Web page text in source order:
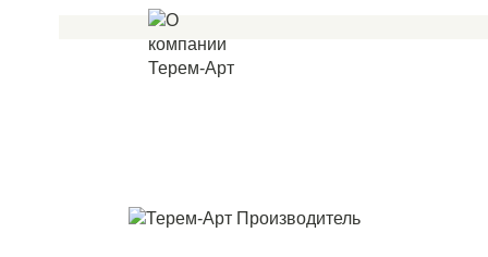
О компании «Терем-Арт»